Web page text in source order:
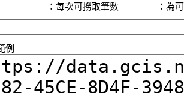
：每次可撈取筆數 ：為
例